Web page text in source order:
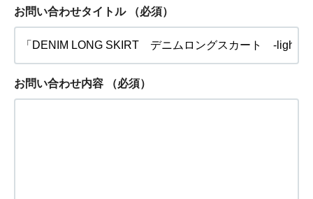
お問い合わせタイトル （必須）
お問い合わせ内容 （必須）